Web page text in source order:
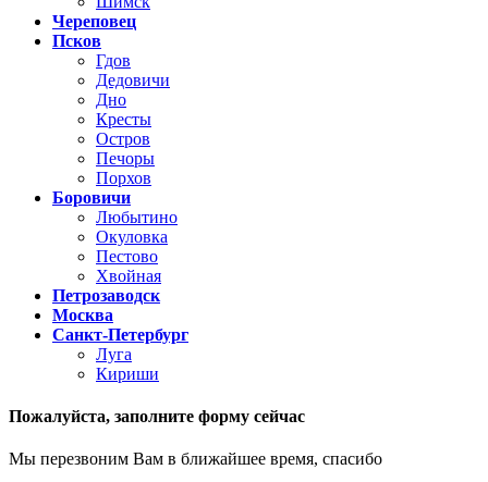
Череповец
Псков
Гдов
Дедовичи
Дно
Кресты
Остров
Печоры
Порхов
Боровичи
Любытино
Окуловка
Пестово
Хвойная
Петрозаводск
Москва
Санкт-Петербург
Луга
Кириши
Пожалуйста, заполните форму сейчас
Мы перезвоним Вам в ближайшее время, спасибо